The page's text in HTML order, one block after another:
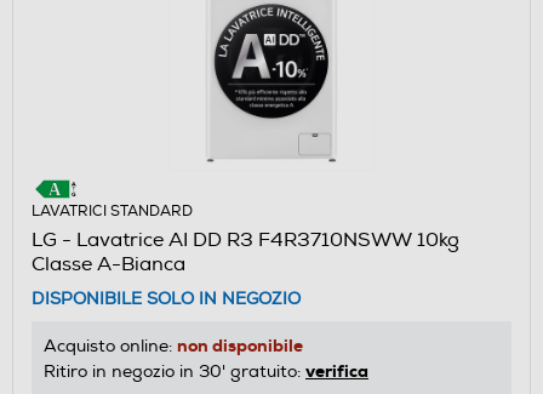
LAVATRICI STANDARD
LG - Lavatrice AI DD R3 F4R3710NSWW 10kg
Classe A-Bianca
DISPONIBILE SOLO IN NEGOZIO
Acquisto online: non disponibile
Ritiro in negozio in 30' gratuito: verifica